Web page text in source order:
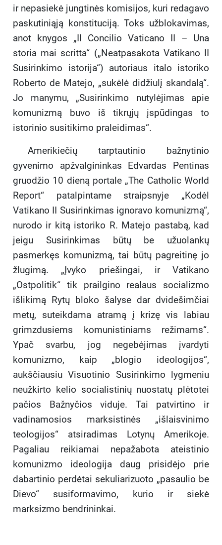
ir nepasiekė jungtinės komisijos, kuri redagavo
paskutiniąją konstituciją. Toks užblokavimas,
anot knygos „Il Concilio Vaticano II – Una
storia mai scritta“ („Neatpasakota Vatikano II
Susirinkimo istorija“) autoriaus italo istoriko
Roberto de Matejo, „sukėlė didžiulį skandalą“.
Jo manymu, „Susirinkimo nutylėjimas apie
komunizmą buvo iš tikrųjų įspūdingas to
istorinio susitikimo praleidimas“.
Amerikiečių tarptautinio bažnytinio
gyvenimo apžvalgininkas Edvardas Pentinas
gruodžio 10 dieną portale „The Catholic World
Report“ patalpintame straipsnyje „Kodėl
Vatikano II Susirinkimas ignoravo komunizmą“,
nurodo ir kitą istoriko R. Matejo pastabą, kad
jeigu Susirinkimas būtų be užuolankų
pasmerkęs komunizmą, tai būtų pagreitinę jo
žlugimą. „Įvyko priešingai, ir Vatikano
„Ostpolitik“ tik prailgino realaus socializmo
išlikimą Rytų bloko šalyse dar dvidešimčiai
metų, suteikdama atramą į krizę vis labiau
grimzdusiems komunistiniams režimams“.
Ypač svarbu, jog negebėjimas įvardyti
komunizmo, kaip „blogio ideologijos“,
aukščiausiu Visuotinio Susirinkimo lygmeniu
neužkirto kelio socialistinių nuostatų plėtotei
pačios Bažnyčios viduje. Tai patvirtino ir
vadinamosios marksistinės „išlaisvinimo
teologijos“ atsiradimas Lotynų Amerikoje.
Pagaliau reikiamai nepažabota ateistinio
komunizmo ideologija daug prisidėjo prie
dabartinio perdėtai sekuliarizuoto „pasaulio be
Dievo“ susiformavimo, kurio ir siekė
marksizmo bendrininkai.